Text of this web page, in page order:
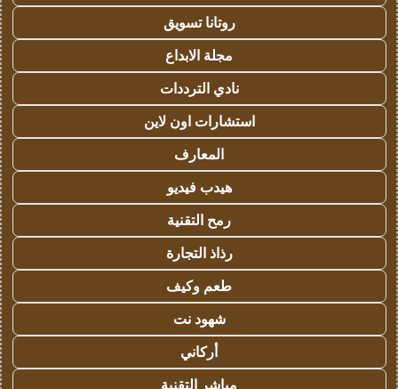
روتانا تسويق
مجلة الابداع
نادي الترددات
استشارات اون لاين
المعارف
هيدب فيديو
رمح التقنية
رذاذ التجارة
طعم وكيف
شهود نت
أركاني
مباشر التقنية